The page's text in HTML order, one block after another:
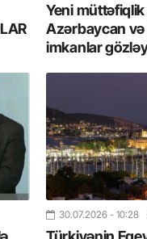
Yeni
Azərbaycan və
imkanlar
30.07.2026 - 10:28